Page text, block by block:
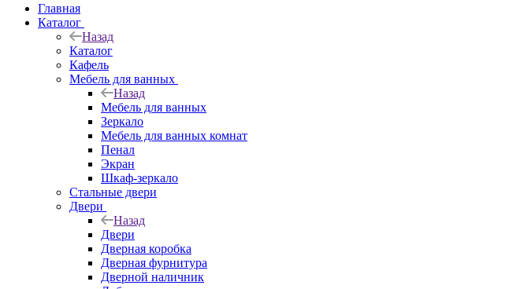
Главная
Каталог
Назад
Каталог
Кафель
Мебель для ванных
Назад
Мебель для ванных
Зеркало
Мебель для ванных комнат
Пенал
Экран
Шкаф-зеркало
Стальные двери
Двери
Назад
Двери
Дверная коробка
Дверная фурнитура
Дверной наличник